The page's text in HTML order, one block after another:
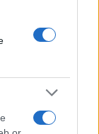
ξηρασίας»,
τα